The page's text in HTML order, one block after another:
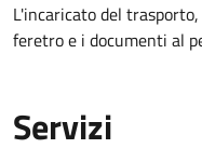
L'incaricato del
feretro e i documenti al
Servizi